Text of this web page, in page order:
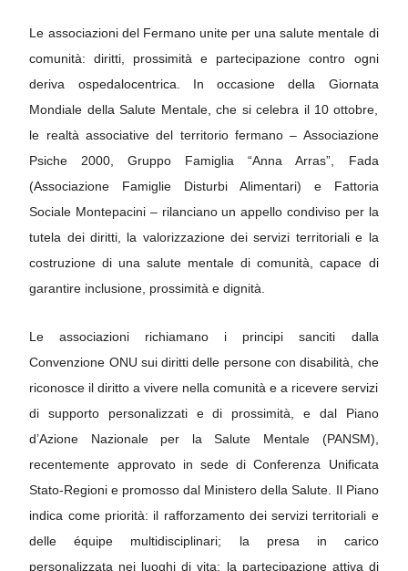
Le associazioni del Fermano unite per una salute mentale di
comunità: diritti, prossimità e partecipazione contro ogni
deriva ospedalocentrica. In occasione della Giornata
Mondiale della Salute Mentale, che si celebra il 10 ottobre,
le realtà associative del territorio fermano – Associazione
Psiche 2000, Gruppo Famiglia “Anna Arras”, Fada
(Associazione Famiglie Disturbi Alimentari) e Fattoria
Sociale Montepacini – rilanciano un appello condiviso per la
tutela dei diritti, la valorizzazione dei servizi territoriali e la
costruzione di una salute mentale di comunità, capace di
garantire inclusione, prossimità e dignità.
Le associazioni richiamano i principi sanciti dalla
Convenzione ONU sui diritti delle persone con disabilità, che
riconosce il diritto a vivere nella comunità e a ricevere servizi
di supporto personalizzati e di prossimità, e dal Piano
d’Azione Nazionale per la Salute Mentale (PANSM),
recentemente approvato in sede di Conferenza Unificata
Stato-Regioni e promosso dal Ministero della Salute. Il Piano
indica come priorità: il rafforzamento dei servizi territoriali e
delle équipe multidisciplinari; la presa in carico
personalizzata nei luoghi di vita; la partecipazione attiva di